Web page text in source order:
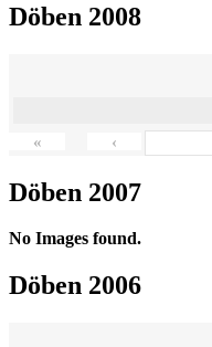
Döben 2008
« ‹
Döben 2007
No Images found.
Döben 2006